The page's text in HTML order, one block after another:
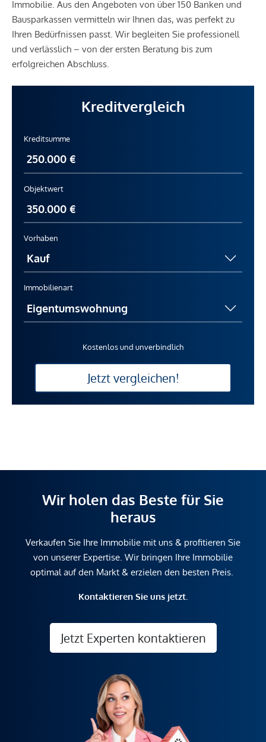
Immobilie. Aus den Angeboten von über 150 Banken und
Bausparkassen vermitteln wir Ihnen das, was perfekt zu
Ihren Bedürfnissen passt. Wir begleiten Sie professionell
und verlässlich – von der ersten Beratung bis zum
erfolgreichen Abschluss.
Kreditvergleich
Kreditsumme
Objektwert
Vorhaben
Immobilienart
Kostenlos und unverbindlich
Jetzt vergleichen!
Wir holen das Beste für Sie
heraus
Verkaufen Sie Ihre Immobilie mit uns & profitieren Sie
von unserer Expertise. Wir bringen Ihre Immobilie
optimal auf den Markt & erzielen den besten Preis.
Kontaktieren Sie uns jetzt.
Jetzt Experten kontaktieren